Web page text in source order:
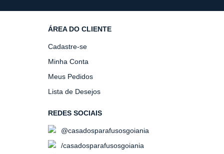
ÁREA DO CLIENTE
Cadastre-se
Minha Conta
Meus Pedidos
Lista de Desejos
REDES SOCIAIS
@casadosparafusosgoiania
/casadosparafusosgoiania